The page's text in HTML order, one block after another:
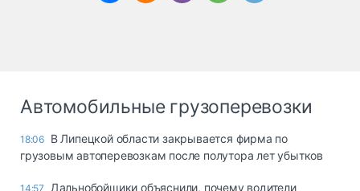
Автомобильные грузоперевозки
18:06 В Липецкой области закрывается фирма по
грузовым автоперевозкам после полутора лет убытков
14:57
Дальнобойщики объяснили, почему водители